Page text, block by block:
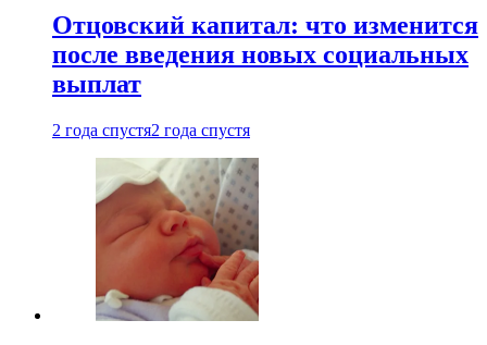
Отцовский капитал: что изменится
после введения новых социальных
выплат
2 года спустя2 года спустя